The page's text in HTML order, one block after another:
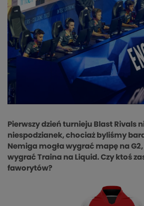
Pierwszy dzień turnieju Blast Rivals
niespodzianek, chociaż byliśmy
Nemiga mogła wygrać mapę na
wygrać Traina na Liquid. Czy ktoś
faworytów?